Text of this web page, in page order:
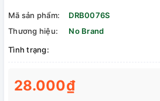
Mã sản phẩm:
DRB0076S
Thương hiệu:
No Brand
Tình trạng:
28.000₫